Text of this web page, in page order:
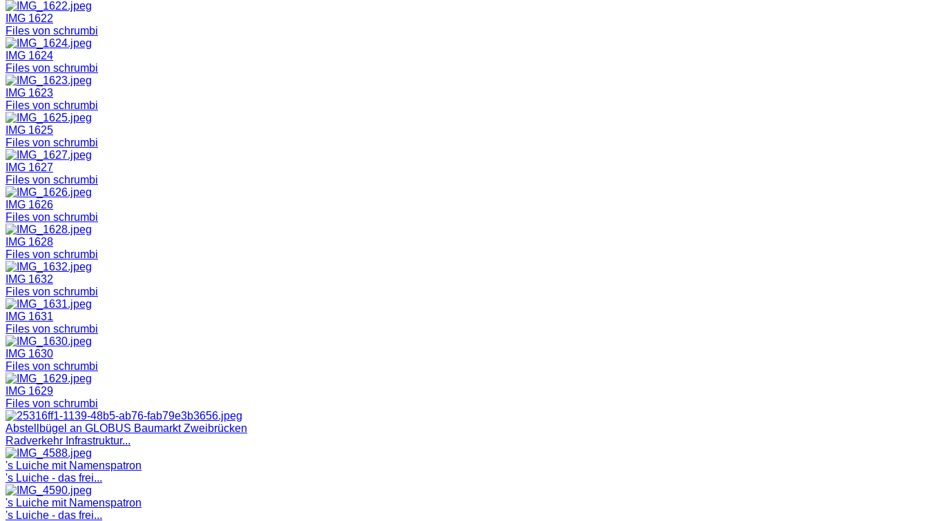
IMG 1622
Files von schrumbi
IMG 1624
Files von schrumbi
IMG 1623
Files von schrumbi
IMG 1625
Files von schrumbi
IMG 1627
Files von schrumbi
IMG 1626
Files von schrumbi
IMG 1628
Files von schrumbi
IMG 1632
Files von schrumbi
IMG 1631
Files von schrumbi
IMG 1630
Files von schrumbi
IMG 1629
Files von schrumbi
Abstellbügel an GLOBUS Baumarkt Zweibrücken
Radverkehr Infrastruktur...
's Luiche mit Namenspatron
's Luiche - das frei...
's Luiche mit Namenspatron
's Luiche - das frei...